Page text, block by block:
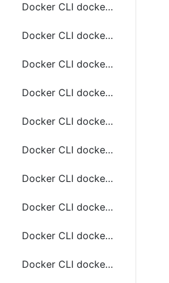
Docker CLI docker container kill 常用命令
Docker CLI docker load 常用命令
Docker CLI docker login和logout 常用命令
Docker CLI docker logs 常用命令
Docker CLI docker container logs 常用命令
Docker CLI docker container ls 常用命令
Docker CLI docker pause 和 unpause常用命令
Docker CLI docker container pause 和 unpause常用命令
Docker CLI docker port 常用命令
Docker CLI docker container port 常用命令